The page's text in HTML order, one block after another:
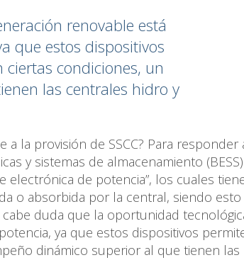
renovable está
que estos dispositivos
condiciones, un
las centrales hidro y
la provisión de SSCC? Para responder
y sistemas de almacenamiento
electrónica de potencia”, los cuales
o absorbida por la central, siendo
cabe duda que la oportunidad
ya que estos dispositivos
dinámico superior al que tienen las